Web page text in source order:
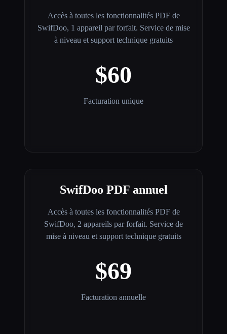
Accès à toutes les fonctionnalités PDF de
SwifDoo, 1 appareil par forfait. Service de mise
à niveau et support technique gratuits
$60
Facturation unique
SwifDoo PDF annuel
Accès à toutes les fonctionnalités PDF de
SwifDoo, 2 appareils par forfait. Service de
mise à niveau et support technique gratuits
$69
Facturation annuelle